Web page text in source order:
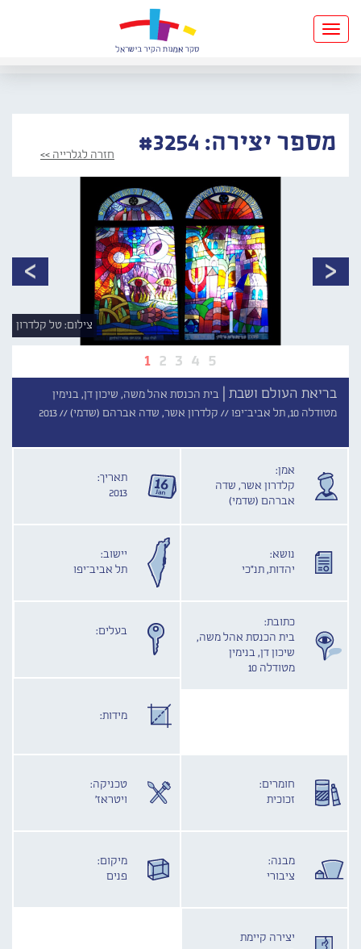
Toggle
navigation
מספר יצירה: #3254 חזרה לגלרייה >>
1 2 3 4 5
צילום: טל קלדרון
בריאת העולם ושבת | בית הכנסת אהל משה, שיכון דן, בנימין
מטודלה 10, תל אביב־יפו //
קלדרון אשר, שדה אברהם (שדמי) //2013
אמן:
קלדרון אשר, שדה
אברהם (שדמי)
תאריך:
2013
נושא:
יהדות, תנ"כי
יישוב:
תל אביב־יפו
כתובת:
בית הכנסת אהל משה,
שיכון דן, בנימין
מטודלה 10
בעלים:
מידות:
חומרים:
זכוכית
טכניקה:
ויטראז'
מבנה:
ציבורי
מיקום:
פנים
יצירה קיימת